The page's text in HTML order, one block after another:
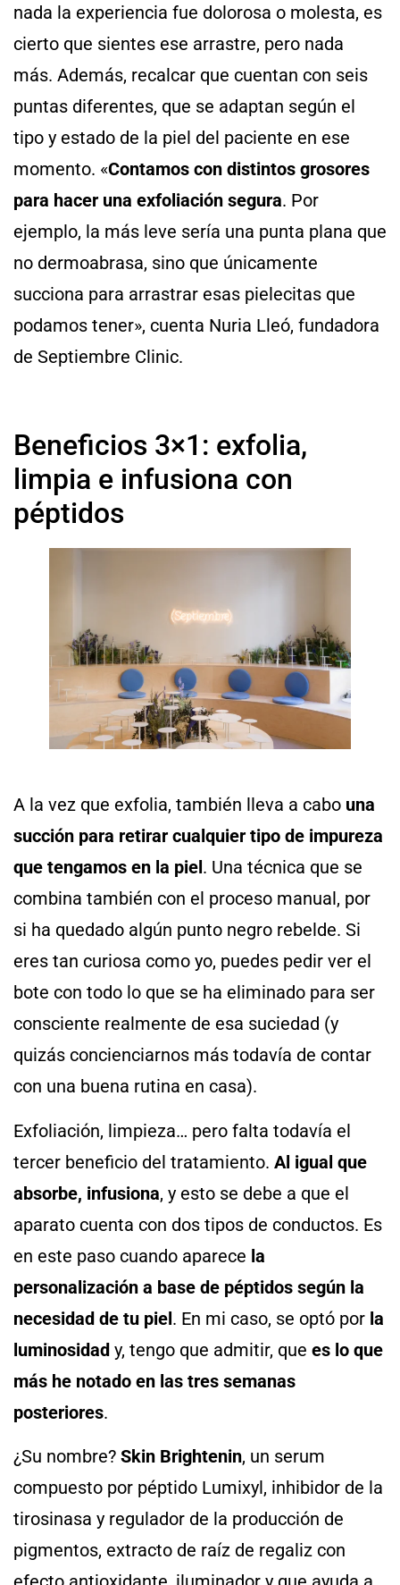
nada la experiencia fue dolorosa o molesta, es
cierto que sientes ese arrastre, pero nada
más. Además, recalcar que cuentan con seis
puntas diferentes, que se adaptan según el
tipo y estado de la piel del paciente en ese
momento. «Contamos con distintos grosores
para hacer una exfoliación segura. Por
ejemplo, la más leve sería una punta plana que
no dermoabrasa, sino que únicamente
succiona para arrastrar esas pielecitas que
podamos tener», cuenta Nuria Lleó, fundadora
de Septiembre Clinic.
Beneficios 3×1: exfolia,
limpia e infusiona con
péptidos
A la vez que exfolia, también lleva a cabo una
succión para retirar cualquier tipo de impureza
que tengamos en la piel. Una técnica que se
combina también con el proceso manual, por
si ha quedado algún punto negro rebelde. Si
eres tan curiosa como yo, puedes pedir ver el
bote con todo lo que se ha eliminado para ser
consciente realmente de esa suciedad (y
quizás concienciarnos más todavía de contar
con una buena rutina en casa).
Exfoliación, limpieza… pero falta todavía el
tercer beneficio del tratamiento. Al igual que
absorbe, infusiona, y esto se debe a que el
aparato cuenta con dos tipos de conductos. Es
en este paso cuando aparece la
personalización a base de péptidos según la
necesidad de tu piel. En mi caso, se optó por la
luminosidad y, tengo que admitir, que es lo que
más he notado en las tres semanas
posteriores.
¿Su nombre? Skin Brightenin, un serum
compuesto por péptido Lumixyl, inhibidor de la
tirosinasa y regulador de la producción de
pigmentos, extracto de raíz de regaliz con